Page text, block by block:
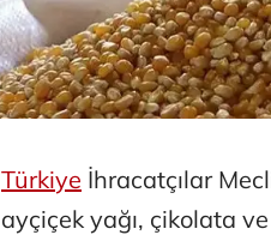
Türkiye İhracatçılar
ayçiçek yağı, çikolata